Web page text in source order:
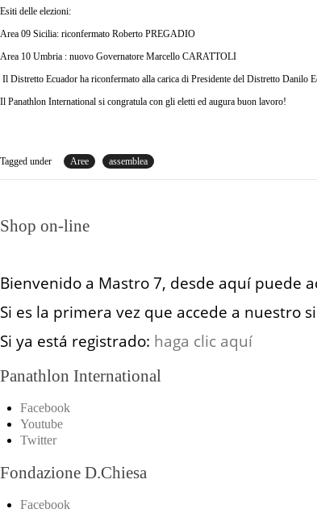
Esiti delle elezioni:
Area 09 Sicilia: riconfermato Roberto PREGADIO
Area 10 Umbria : nuovo Governatore Marcello CARATTOLI
Il Distretto Ecuador ha riconfermato alla carica di Presidente del Distretto Danilo
Il Panathlon International si congratula con gli eletti ed augura buon lavoro!
Tagged under Aree assemblea
Shop on-line
Bienvenido a Mastro 7, desde aquí puede
Si es la primera vez que accede a nuestro
Si ya está registrado: haga clic aquí
Panathlon International
Facebook
Youtube
Twitter
Fondazione D.Chiesa
Facebook